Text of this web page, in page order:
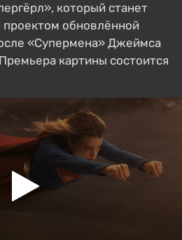
который станет
обновлённой
«Супермена» Джеймса
картины состоится